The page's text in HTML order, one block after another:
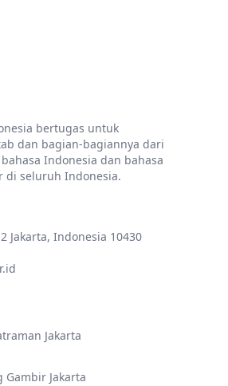
bertugas untuk
dan bagian-bagiannya dari
Indonesia dan bahasa
di seluruh Indonesia.
Jakarta, Indonesia 10430
Jakarta
Gambir Jakarta